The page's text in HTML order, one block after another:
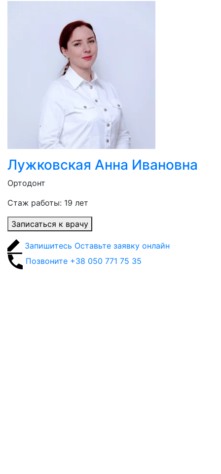
Лужковская Анна Ивановна
Ортодонт
Стаж работы: 19 лет
Записаться к врачу
Запишитесь Оставьте заявку онлайн
Позвоните +38 050 771 75 35